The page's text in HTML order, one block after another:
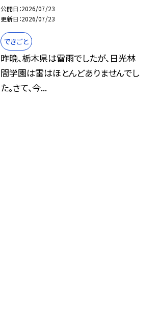
公開日 2026/07/23
更新日 2026/07/23
できごと
昨晩、栃木県は雷雨でしたが、日光林
間学園は雷はほとんどありませんでし
た。さて、今...